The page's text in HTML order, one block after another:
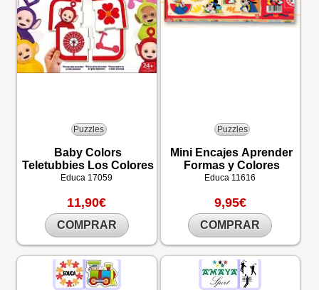
Puzzles
Baby Colors
Teletubbies Los Colores
Educa 17059
11,90€
COMPRAR
Puzzles
Mini Encajes Aprender
Formas y Colores
Educa 11616
9,95€
COMPRAR